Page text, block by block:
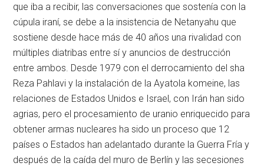
que iba a recibir, las conversaciones que sostenía con la
cúpula iraní, se debe a la insistencia de Netanyahu que
sostiene desde hace más de 40 años una rivalidad con
múltiples diatribas entre sí y anuncios de destrucción
entre ambos. Desde 1979 con el derrocamiento del sha
Reza Pahlavi y la instalación de la Ayatola komeine, las
relaciones de Estados Unidos e Israel, con Irán han sido
agrias, pero el procesamiento de uranio enriquecido para
obtener armas nucleares ha sido un proceso que 12
países o Estados han adelantado durante la Guerra Fría y
después de la caída del muro de Berlín y las secesiones